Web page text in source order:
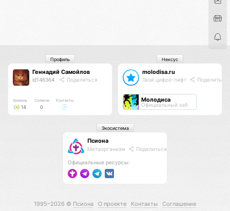
Геннадий Самойлов
id146364 Поделиться
Уровень
14
Соликов
0
Контакты
Профиль
molodisa.ru
Твой цифро-лифт Поделиться
Молодиса
Официальный хаб
Нексус
Псиона
Метаорганизм Поделиться
Официальные ресурсы:
Экосистема
1995–2026 © Псиона О проекте Контакты Соглашение